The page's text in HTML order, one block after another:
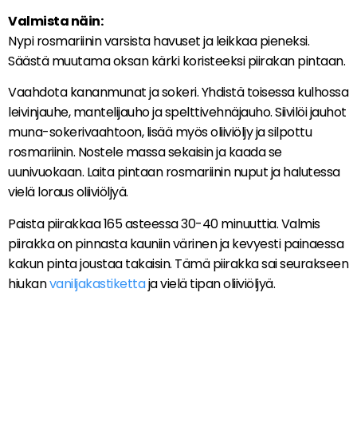
Valmista näin:
Nypi rosmariinin varsista havuset ja leikkaa pieneksi.
Säästä muutama oksan kärki koristeeksi piirakan pintaan.
Vaahdota kananmunat ja sokeri. Yhdistä toisessa kulhossa
leivinjauhe, mantelijauho ja spelttivehnäjauho. Siivilöi jauhot
muna-sokerivaahtoon, lisää myös oliiviöljy ja silpottu
rosmariinin. Nostele massa sekaisin ja kaada se
uunivuokaan. Laita pintaan rosmariinin nuput ja halutessa
vielä loraus oliiviöljyä.
Paista piirakkaa 165 asteessa 30-40 minuuttia. Valmis
piirakka on pinnasta kauniin värinen ja kevyesti painaessa
kakun pinta joustaa takaisin. Tämä piirakka sai seurakseen
hiukanvaniljakastikettaja vielä tipan oliiviöljyä.